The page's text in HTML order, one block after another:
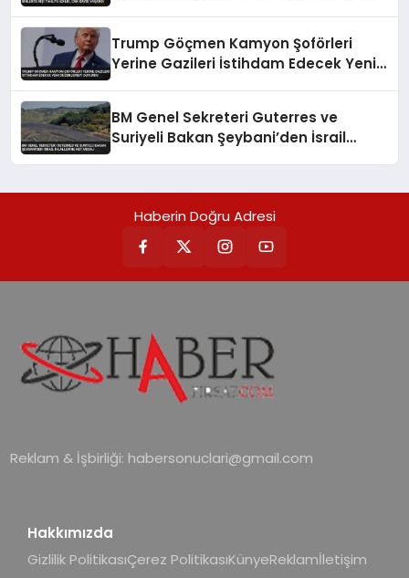
Trump Göçmen Kamyon Şoförleri
Yerine Gazileri İstihdam Edecek Yeni
BM Genel Sekreteri Guterres ve
Suriyeli Bakan Şeybani’den İsrail
Haberin Doğru Adresi
Reklam & İşbirliği: habersonuclari@gmail.com
Hakkımızda
Gizlilik PolitikasıÇerez PolitikasıKünyeReklamİletişim